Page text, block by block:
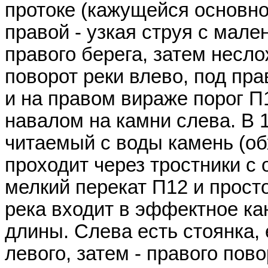
протоке (кажущейся
правой - узкая струя с
правого берега, затем
поворот реки влево, под
и на правом вираже порог
навалом на камни слева. В
читаемый с воды камень
проходит через тростники
мелкий перекат П12 и
река входит в эффектное
длины. Слева есть стоянка,
левого, затем - правого